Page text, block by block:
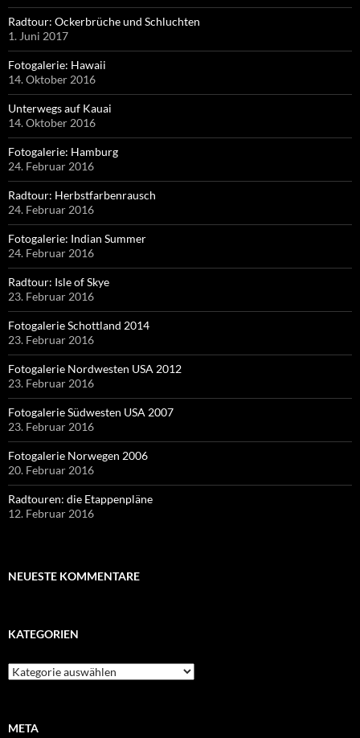
Radtour: Ockerbrüche und Schluchten
1. Juni 2017
Fotogalerie: Hawaii
14. Oktober 2016
Unterwegs auf Kauai
14. Oktober 2016
Fotogalerie: Hamburg
24. Februar 2016
Radtour: Herbstfarbenrausch
24. Februar 2016
Fotogalerie: Indian Summer
24. Februar 2016
Radtour: Isle of Skye
23. Februar 2016
Fotogalerie Schottland 2014
23. Februar 2016
Fotogalerie Nordwesten USA 2012
23. Februar 2016
Fotogalerie Südwesten USA 2007
23. Februar 2016
Fotogalerie Norwegen 2006
20. Februar 2016
Radtouren: die Etappenpläne
12. Februar 2016
NEUESTE KOMMENTARE
KATEGORIEN
Kategorien
META